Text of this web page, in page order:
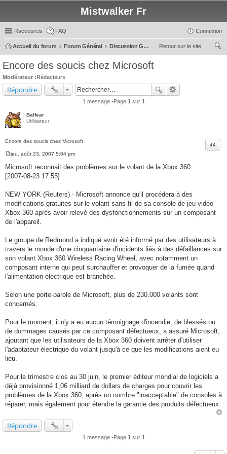
Mistwalker Fr
Raccourcis FAQ Connexion
Retour sur le site
Accueil du forum Forum Général
Discussion Générale
Encore des soucis chez Microsoft
Modérateur :Rédacteurs
Répondre
1 message •Page 1 sur 1
Balfear
Utilisateur
Encore des soucis chez Microsoft Citer
M
e
s
s
e
jeu. août 23, 2007 5:04 pm
Microsoft reconnait des problèmes sur le volant de la Xbox 360
[2007-08-23 17:55]
NEW YORK (Reuters) - Microsoft annonce qu'il procédera à des
modifications gratuites sur le volant sans fil de sa console de jeu vidéo
Xbox 360 après avoir relevé des dysfonctionnements sur un composant
de l'appareil.
Le groupe de Redmond a indiqué avoir été informé par des utilisateurs à
travers le monde d'une cinquantaine d'incidents liés à des défaillances sur
son volant Xbox 360 Wireless Racing Wheel, avec notamment un
composant interne qui peut surchauffer et provoquer de la fumée quand
l'alimentation électrique est branchée.
Selon une porte-parole de Microsoft, plus de 230.000 volants sont
concernés.
Pour le moment, il n'y a eu aucun témoignage d'incendie, de blessés ou
de dommages causés par ce composant défectueux, a assuré Microsoft,
ajoutant que les utilisateurs de la Xbox 360 doivent arrêter d'utiliser
l'adaptateur électrique du volant jusqu'à ce que les modifications aient eu
lieu.
Pour le trimestre clos au 30 juin, le premier éditeur mondial de logiciels a
déjà provisionné 1,06 milliard de dollars de charges pour couvrir les
problèmes de la Xbox 360, après un nombre "inacceptable" de consoles à
réparer, mais également pour étendre la garantie des produits défectueux.
Répondre
1 message •Page 1 sur 1